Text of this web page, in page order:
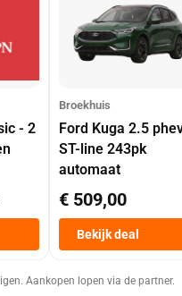
- 2
Broekhuis
Ford Kuga 2.5
ST-line 243pk
automaat
€ 509,00
Bekijk deal
Aankopen lopen via de partner.